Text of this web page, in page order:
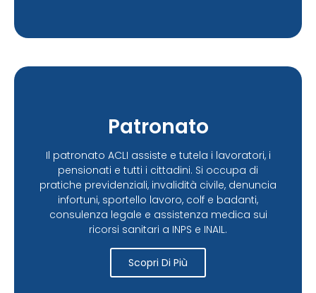
Patronato
Il patronato ACLI assiste e tutela i lavoratori, i
pensionati e tutti i cittadini. Si occupa di
pratiche previdenziali, invalidità civile, denuncia
infortuni, sportello lavoro, colf e badanti,
consulenza legale e assistenza medica sui
ricorsi sanitari a INPS e INAIL.
Scopri Di Più